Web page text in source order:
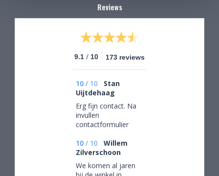
Reviews
9.1 / 10 173 reviews
10 / 10
Stan
Uijtdehaag
Erg fijn contact. Na
invullen
contactformulier
persoonlijke wensen
besproken. Afspraak
gemaakt om in de
winkel de objecten te
10 / 10
Willem
Zilverschoon
We komen al jaren